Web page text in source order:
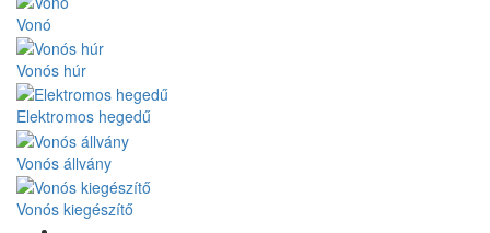
Vonó
Vonós húr
Elektromos hegedű
Vonós állvány
Vonós kiegészítő